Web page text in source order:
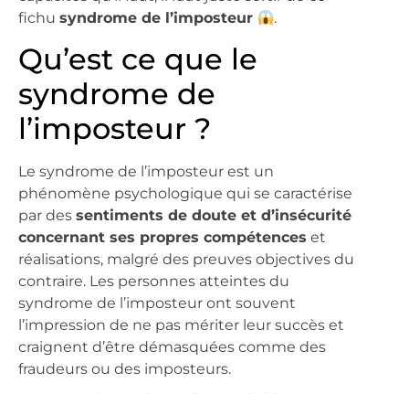
fichu syndrome de l’imposteur .
Qu’est ce que le
syndrome de
l’imposteur ?
Le syndrome de l’imposteur est un
phénomène psychologique qui se caractérise
par des sentiments de doute et d’insécurité
concernant ses propres compétences et
réalisations, malgré des preuves objectives du
contraire. Les personnes atteintes du
syndrome de l’imposteur ont souvent
l’impression de ne pas mériter leur succès et
craignent d’être démasquées comme des
fraudeurs ou des imposteurs.